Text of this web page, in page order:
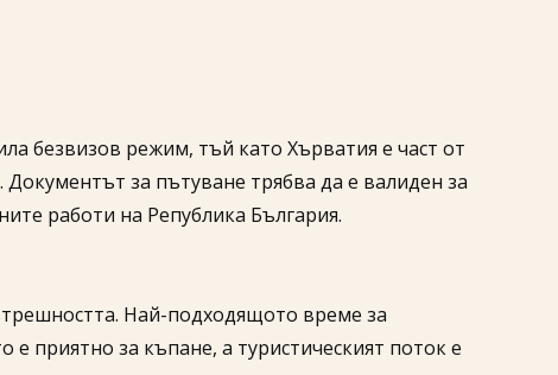
безвизов режим, тъй като Хърватия е част от
за пътуване трябва да е валиден за
работи на Република България.
Най-подходящото време за
приятно за къпане, а туристическият поток е